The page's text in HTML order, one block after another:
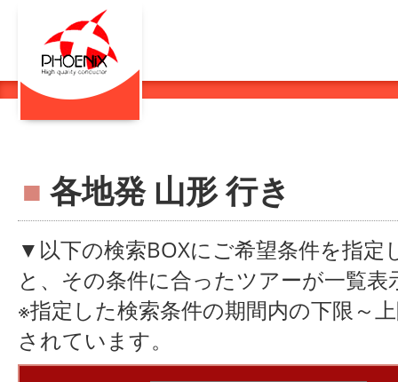
■ 各地発 山形 行き
▼以下の検索BOXにご希望条件を指定
と、その条件に合ったツアーが一覧表
※指定した検索条件の期間内の下限～
されています。